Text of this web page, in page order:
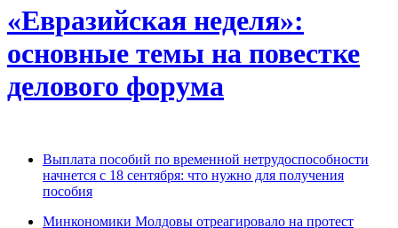
«Евразийская неделя»:
основные темы на повестке
делового форума
Выплата пособий по временной нетрудоспособности
начнется с 18 сентября: что нужно для получения
пособия
Минкономики Молдовы отреагировало на протест